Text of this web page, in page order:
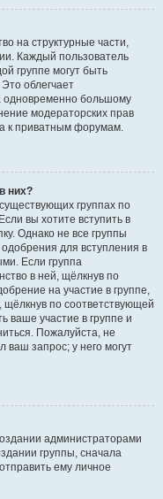
на структурные части,
Каждый пользователь
группе могут быть
облегчает
одновременно большому
модераторских прав
к приватным форумам.
них?
группах по
вы хотите вступить в
Однако не все группы
для вступления в
Если группа
в ней, щёлкнув по
на участие в группе,
по соответствующей
ваше участие в группе и
Пожалуйста, не
ваш запрос; у него могут
администраторами
группы, сначала
ему личное